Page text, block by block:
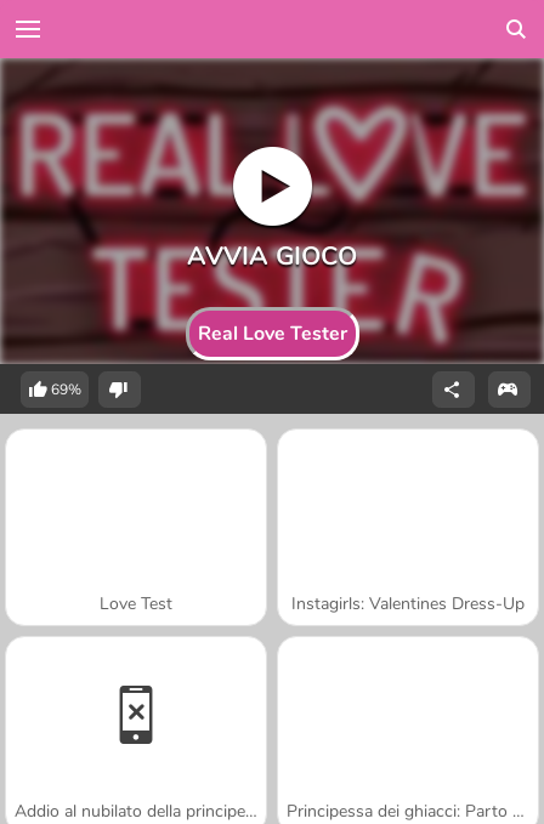
Real Love Tester
69%
Love Test Instagirls: Valentines Dress-Up
Addio al nubilato della principessa Principessa dei ghiacci: Parto gemellare